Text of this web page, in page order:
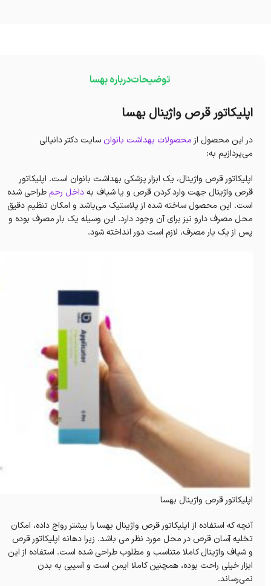
توضیحاتدرباره بهسا
اپلیکاتور قرص واژینال بهسا
در این محصول از محصولات بهداشت بانوان سایت دکتر دانیالی
می‌پردازیم به:
اپلیکاتور قرص واژینال، یک ابزار پزشکی بهداشت بانوان است. اپلیکاتور
قرص واژینال جهت وارد کردن قرص و یا شیاف بهداخل رحمطراحی شده
است. این محصول ساخته شده از پلاستیک می‌باشد و امکان تنظیم دقیق
محل مصرف دارو نیز برای آن وجود دارد. این وسیله یک بار مصرف بوده و
پس از یک بار مصرف، لازم است دور انداخته شود.
اپلیکاتور قرص واژینال بهسا
آنچه که استفاده از اپلیکاتور قرص واژینال بهسا را بیشتر رواج داده، امکان
تخلیه آسان قرص در محل مورد نظر می باشد. زیرا دهانه اپلیکاتور قرص
و شیاف واژینال کاملا متناسب و مطلوب طراحی شده است. استفاده از این
ابزار خیلی راحت بوده، همچنین کاملا ایمن است و آسیبی به بدن
نمی‌رساند.